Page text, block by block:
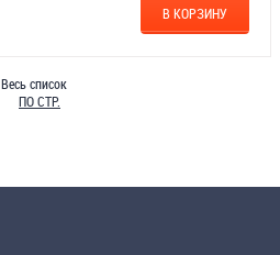
В КОРЗИНУ
Весь список
ПО СТР.